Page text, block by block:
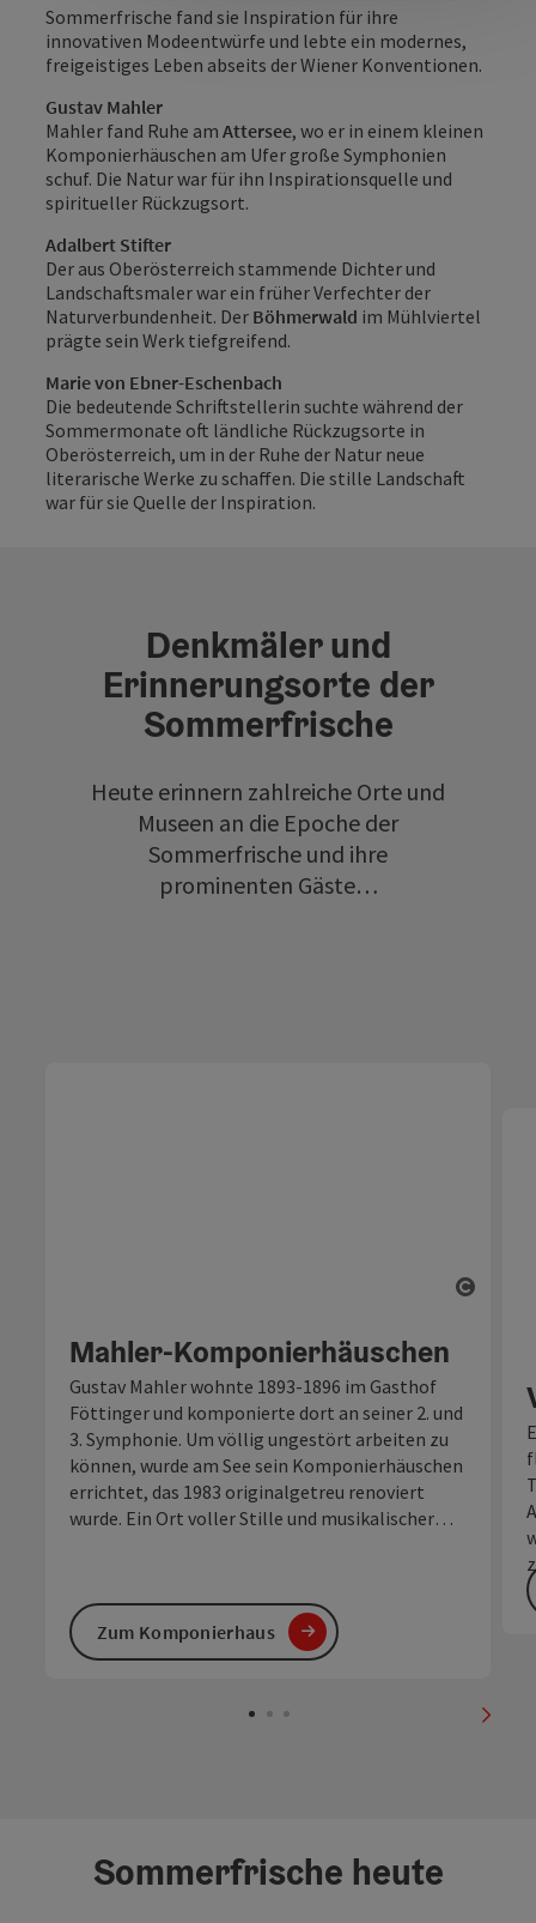
Sommerfrische fand sie Inspiration für ihre
innovativen Modeentwürfe und lebte ein modernes,
freigeistiges Leben abseits der Wiener Konventionen.
Gustav Mahler
Mahler fand Ruhe am Attersee, wo er in einem kleinen
Komponierhäuschen am Ufer große Symphonien
schuf. Die Natur war für ihn Inspirationsquelle und
spiritueller Rückzugsort.
Adalbert Stifter
Der aus Oberösterreich stammende Dichter und
Landschaftsmaler war ein früher Verfechter der
Naturverbundenheit. Der Böhmerwald im Mühlviertel
prägte sein Werk tiefgreifend.
Marie von Ebner-Eschenbach
Die bedeutende Schriftstellerin suchte während der
Sommermonate oft ländliche Rückzugsorte in
Oberösterreich, um in der Ruhe der Natur neue
literarische Werke zu schaffen. Die stille Landschaft
war für sie Quelle der Inspiration.
Denkmäler und
Erinnerungsorte der
Sommerfrische
Heute erinnern zahlreiche Orte und
Museen an die Epoche der
Sommerfrische und ihre
prominenten Gäste…
Mahler-Komponierhäuschen
Gustav Mahler wohnte 1893-1896 im Gasthof
Föttinger und komponierte dort an seiner 2. und
3. Symphonie. Um völlig ungestört arbeiten zu
können, wurde am See sein Komponierhäuschen
errichtet, das 1983 originalgetreu renoviert
wurde. Ein Ort voller Stille und musikalischer
Zum Komponierhaus
Sommerfrische heute